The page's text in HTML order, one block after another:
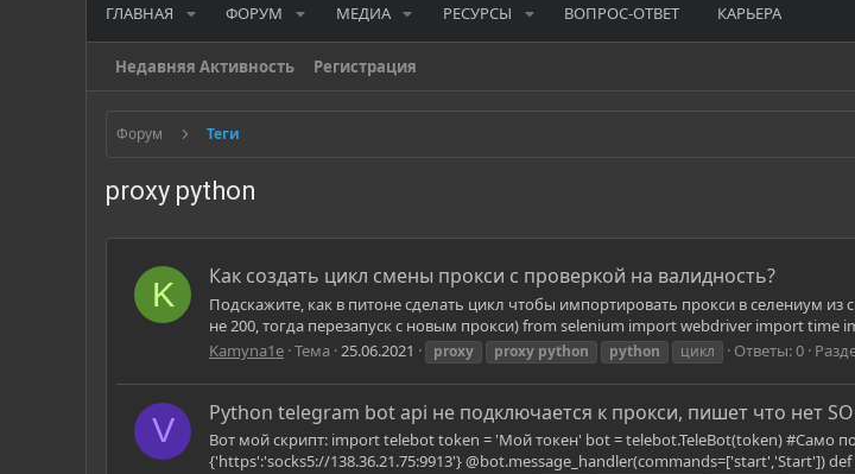
ГЛАВНАЯ ФОРУМ МЕДИА РЕСУРСЫ ВОПРОС-ОТВЕТ КАРЬЕРА
Недавняя Активность Регистрация
Форум Теги
proxy python
K Как создать цикл смены прокси с проверкой на валидность?
Подскажите, как в питоне сделать цикл чтобы импортировать прокси в селениум
не 200, тогда перезапуск с новым прокси) from selenium import webdriver import
Kamyna1e Тема 25.06.2021 proxy proxy python python цикл Ответы: 0
V Python telegram bot api не подключается к прокси, пишет что нет
Вот мой скрипт: import telebot token = 'Мой токен' bot = telebot.TeleBot(token) #Само
{'https':'socks5://138.36.21.75:9913'} @bot.message_handler(commands=['start','Start']) def